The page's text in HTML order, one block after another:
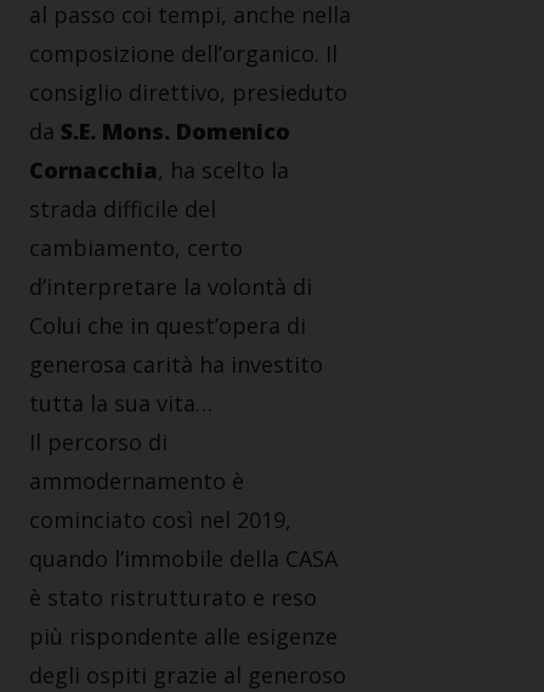
al passo coi tempi, anche nella
composizione dell’organico. Il
consiglio direttivo, presieduto
da S.E. Mons. Domenico
Cornacchia, ha scelto la
strada difficile del
cambiamento, certo
d’interpretare la volontà di
Colui che in quest’opera di
generosa carità ha investito
tutta la sua vita…
Il percorso di
ammodernamento è
cominciato così nel 2019,
quando l’immobile della CASA
è stato ristrutturato e reso
più rispondente alle esigenze
degli ospiti grazie al generoso